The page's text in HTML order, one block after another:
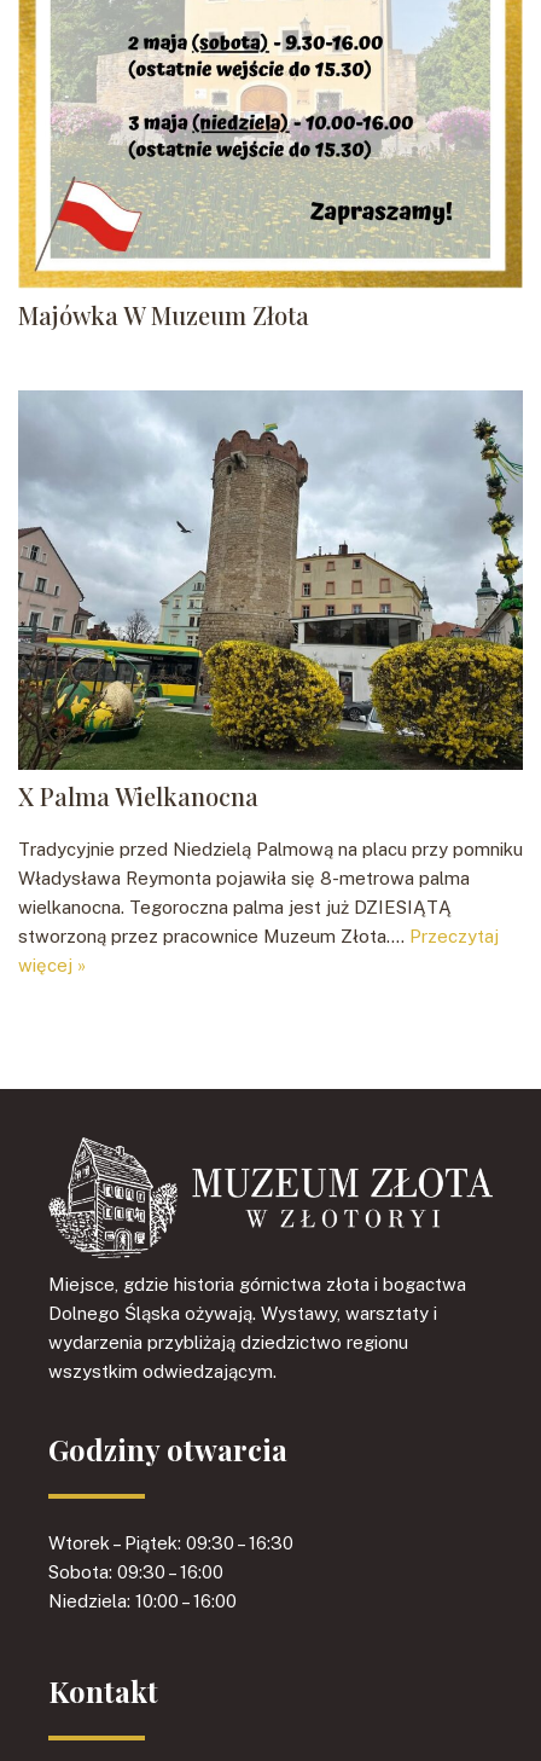
Majówka W Muzeum Złota
X Palma Wielkanocna
Tradycyjnie przed Niedzielą Palmową na placu przy pomniku
Władysława Reymonta pojawiła się 8-metrowa palma
wielkanocna. Tegoroczna palma jest już DZIESIĄTĄ
stworzoną przez pracownice Muzeum Złota.… Przeczytaj
więcej »
Miejsce, gdzie historia górnictwa złota i bogactwa
Dolnego Śląska ożywają. Wystawy, warsztaty i
wydarzenia przybliżają dziedzictwo regionu
wszystkim odwiedzającym.
Godziny otwarcia
Wtorek – Piątek: 09:30 – 16:30
Sobota: 09:30 – 16:00
Niedziela: 10:00 – 16:00
Kontakt